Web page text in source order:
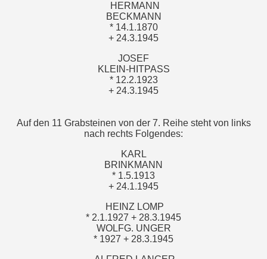
HERMANN
BECKMANN
* 14.1.1870
+ 24.3.1945
JOSEF
KLEIN-HITPASS
* 12.2.1923
+ 24.3.1945
Auf den 11 Grabsteinen von der 7. Reihe steht von links
nach rechts Folgendes:
KARL
BRINKMANN
* 1.5.1913
+ 24.1.1945
HEINZ LOMP
* 2.1.1927 + 28.3.1945
WOLFG. UNGER
* 1927 + 28.3.1945